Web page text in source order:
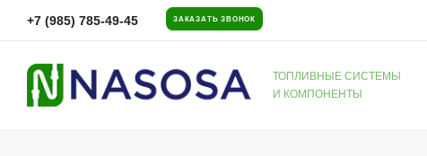
+7 (985) 785-49-45 ЗАКАЗАТЬ ЗВОНОК
ТОПЛИВНЫЕ СИСТЕМЫ
И КОМПОНЕНТЫ